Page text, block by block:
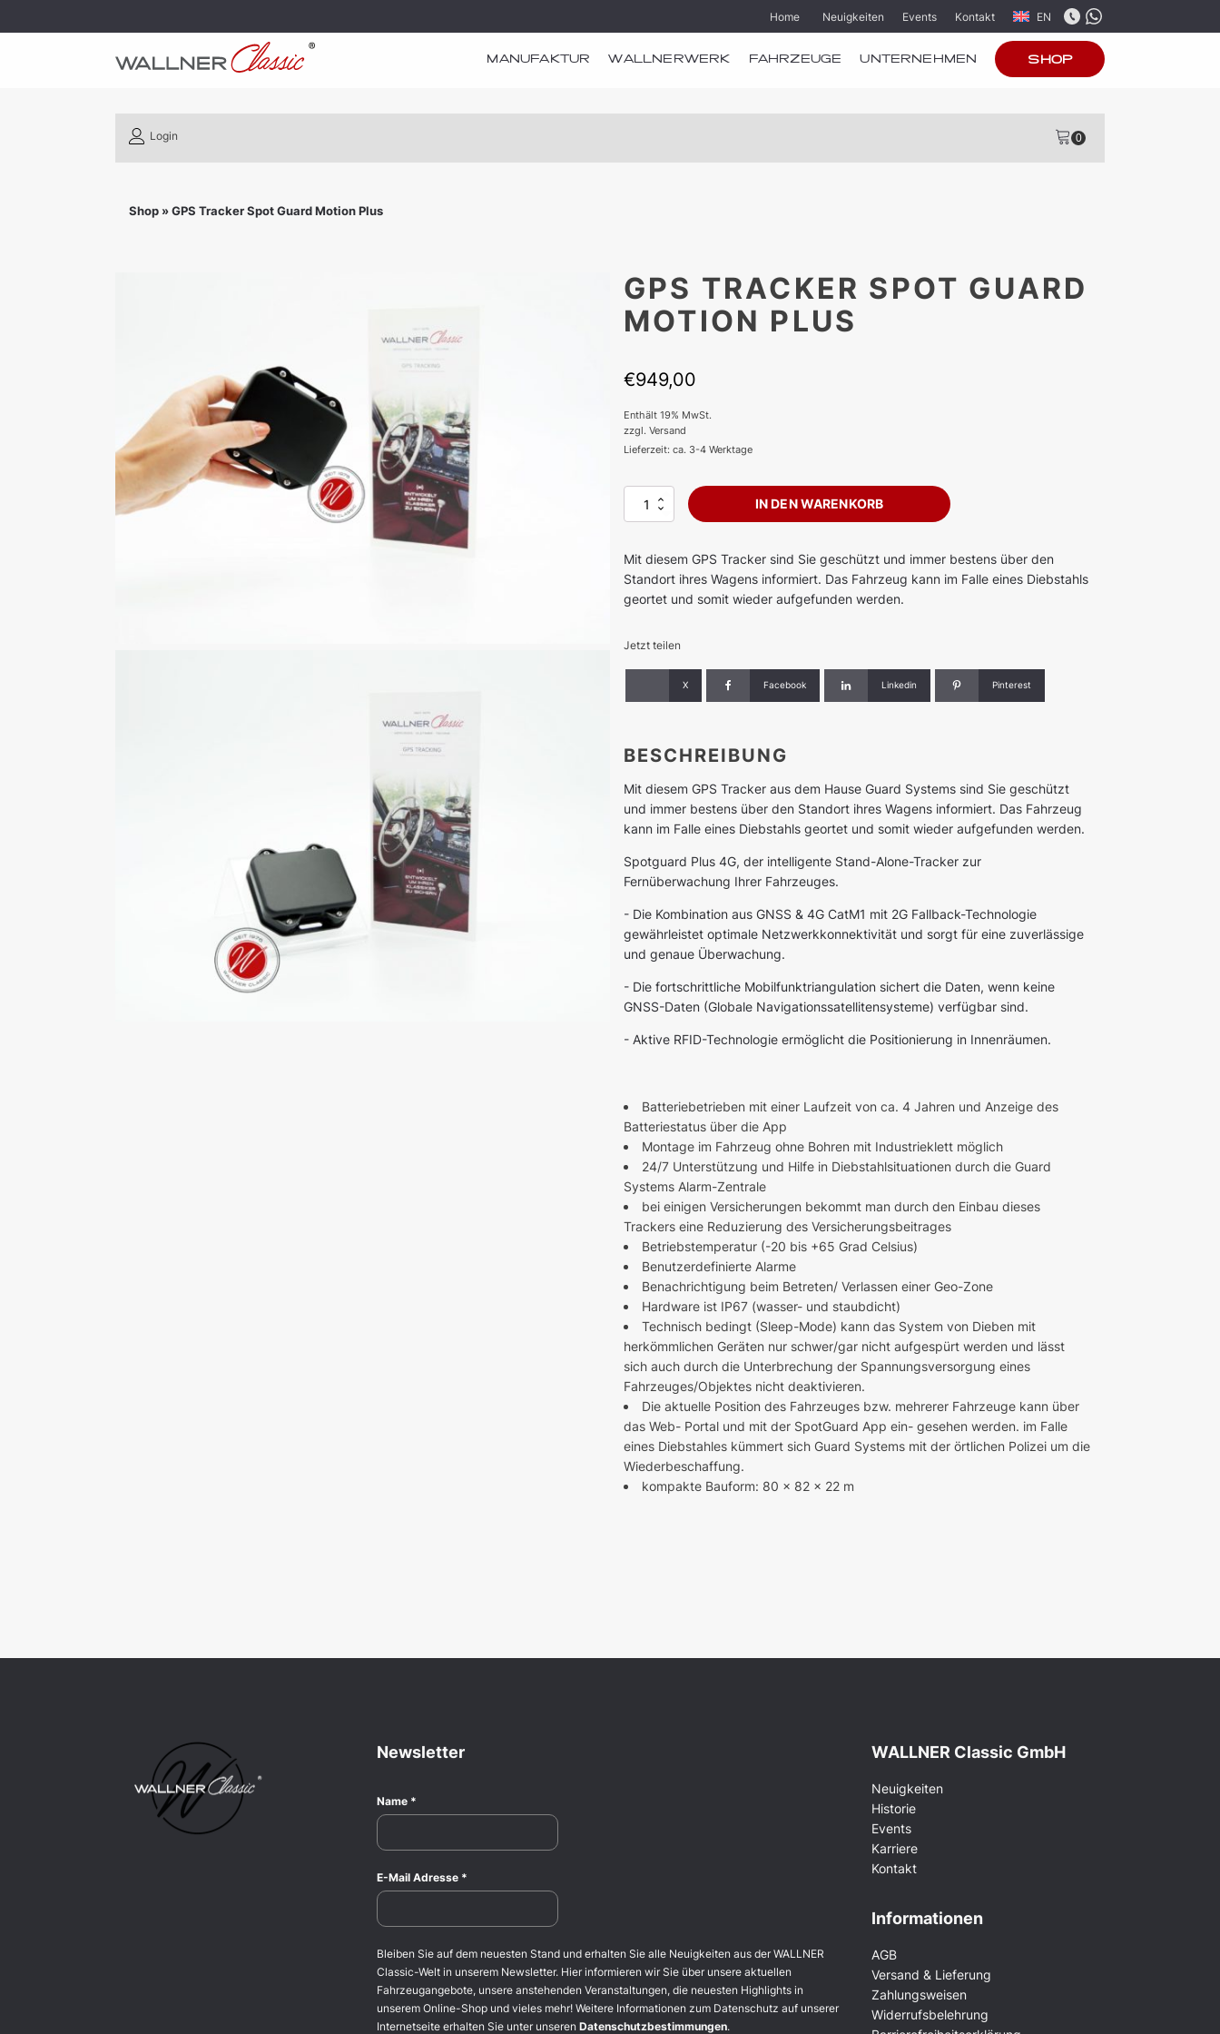
Home Neuigkeiten Events Kontakt EN
MANUFAKTUR WALLNERWERK FAHRZEUGE UNTERNEHMEN SHOP
Login
Shop »GPS Tracker Spot Guard Motion Plus
GPS TRACKER SPOT GUARD
MOTION PLUS
€949,00
Enthält 19% MwSt.
zzgl. Versand
Lieferzeit: ca. 3-4 Werktage
GPS
Tracker
Guard
Motion
Plus
Menge
IN DEN WARENKORB
Mit diesem GPS Tracker sind Sie geschützt und immer bestens über den
Standort ihres Wagens informiert. Das Fahrzeug kann im Falle eines Diebstahls
geortet und somit wieder aufgefunden werden.
Jetzt teilen
X Facebook Linkedin Pinterest
BESCHREIBUNG
Mit diesem GPS Tracker aus dem Hause Guard Systems sind Sie geschützt
und immer bestens über den Standort ihres Wagens informiert. Das Fahrzeug
kann im Falle eines Diebstahls geortet und somit wieder aufgefunden werden.
Spotguard Plus 4G, der intelligente Stand-Alone-Tracker zur
Fernüberwachung Ihrer Fahrzeuges.
- Die Kombination aus GNSS & 4G CatM1 mit 2G Fallback-Technologie
gewährleistet optimale Netzwerkkonnektivität und sorgt für eine zuverlässige
und genaue Überwachung.
- Die fortschrittliche Mobilfunktriangulation sichert die Daten, wenn keine
GNSS-Daten (Globale Navigationssatellitensysteme) verfügbar sind.
- Aktive RFID-Technologie ermöglicht die Positionierung in Innenräumen.
Batteriebetrieben mit einer Laufzeit von ca. 4 Jahren und Anzeige des
Batteriestatus über die App
Montage im Fahrzeug ohne Bohren mit Industrieklett möglich
24/7 Unterstützung und Hilfe in Diebstahlsituationen durch die Guard
Systems Alarm-Zentrale
bei einigen Versicherungen bekommt man durch den Einbau dieses
Trackers eine Reduzierung des Versicherungsbeitrages
Betriebstemperatur (-20 bis +65 Grad Celsius)
Benutzerdefinierte Alarme
Benachrichtigung beim Betreten/ Verlassen einer Geo-Zone
Hardware ist IP67 (wasser- und staubdicht)
Technisch bedingt (Sleep-Mode) kann das System von Dieben mit
herkömmlichen Geräten nur schwer/gar nicht aufgespürt werden und lässt
sich auch durch die Unterbrechung der Spannungsversorgung eines
Fahrzeuges/Objektes nicht deaktivieren.
Die aktuelle Position des Fahrzeuges bzw. mehrerer Fahrzeuge kann über
das Web- Portal und mit der SpotGuard App ein- gesehen werden. im Falle
eines Diebstahles kümmert sich Guard Systems mit der örtlichen Polizei um die
Wiederbeschaffung.
kompakte Bauform: 80 x 82 x 22 m
Newsletter
Name *
E-Mail Adresse *
Bleiben Sie auf dem neuesten Stand und erhalten Sie alle Neuigkeiten aus der WALLNER
Classic-Welt in unserem Newsletter. Hier informieren wir Sie über unsere aktuellen
Fahrzeugangebote, unsere anstehenden Veranstaltungen, die neuesten Highlights in
unserem Online-Shop und vieles mehr! Weitere Informationen zum Datenschutz auf unserer
Internetseite erhalten Sie unter unseren Datenschutzbestimmungen.
WALLNER Classic GmbH
Neuigkeiten
Historie
Events
Karriere
Kontakt
Informationen
AGB
Versand & Lieferung
Zahlungsweisen
Widerrufsbelehrung